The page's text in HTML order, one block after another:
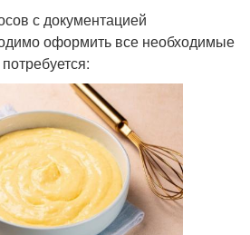
с документацией
оформить все необходимые